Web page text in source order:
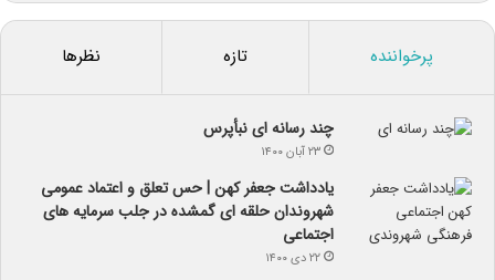
پرخواننده تازه نظرها
چند رسانه ای نبأپرس
۲۳ آبان ۱۴۰۰
یادداشت جعفر کهن | حس تعلق و اعتماد عمومی
شهروندان حلقه ای گمشده در جلب سرمایه های
اجتماعی
۲۲ دی ۱۴۰۰